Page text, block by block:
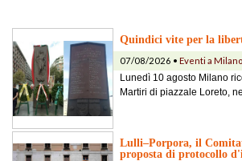
Quindici vite per la
07/08/2026 • Eventi a Milano
Lunedì 10 agosto Milano
Martiri di piazzale Loreto,
Lulli–Porpora, il
proposta di protocollo